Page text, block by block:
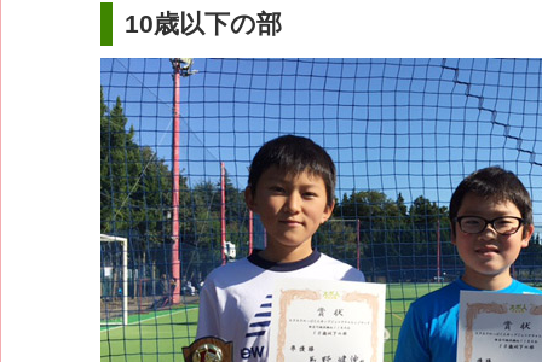
10歳以下の部